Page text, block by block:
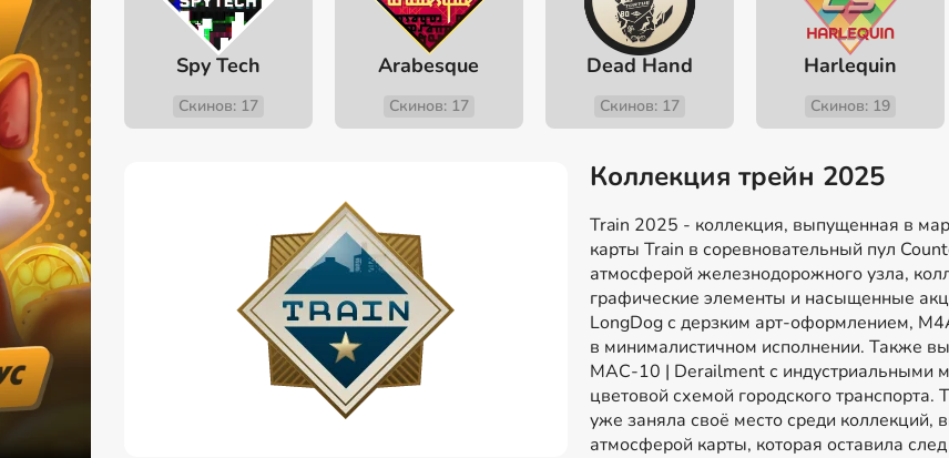
Spy Tech
Скинов: 17
Arabesque
Скинов: 17
Dead Hand
Скинов: 17
Harlequin
Скинов: 19
Коллекция трейн 2025
Train 2025 - коллекция, выпущенная в
карты Train в соревновательный пул
атмосферой железнодорожного узла,
графические элементы и насыщенные
LongDog с дерзким арт-оформлением,
в минималистичном исполнении. Также
MAC-10 | Derailment с индустриальными
цветовой схемой городского
уже заняла своё место среди
атмосферой карты, которая оставила